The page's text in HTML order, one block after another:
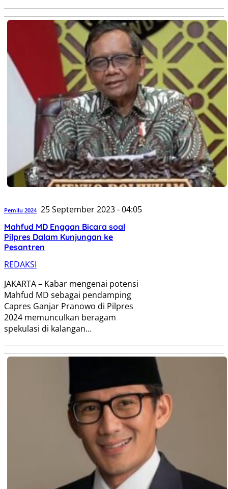
Pemilu 2024 25 September 2023 - 04:05
Mahfud MD Enggan Bicara soal
Pilpres Dalam Kunjungan ke
Pesantren
REDAKSI
JAKARTA – Kabar mengenai potensi
Mahfud MD sebagai pendamping
Capres Ganjar Pranowo di Pilpres
2024 memunculkan beragam
spekulasi di kalangan…